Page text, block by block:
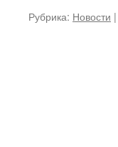
Рубрика: Новости |